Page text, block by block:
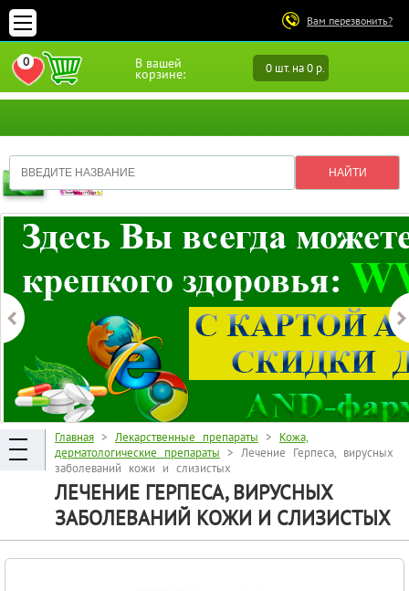
Вам перезвонить?
В вашей
корзине: 0 шт. на 0 р.
0
ПЕРЕЙТИ В ИЗБРАННОЕ
Главная > Лекарственные препараты > Кожа,
дерматологические препараты > Лечение Герпеса, вирусных
заболеваний кожи и слизистых
ЛЕЧЕНИЕ ГЕРПЕСА, ВИРУСНЫХ
ЗАБОЛЕВАНИЙ КОЖИ И СЛИЗИСТЫХ